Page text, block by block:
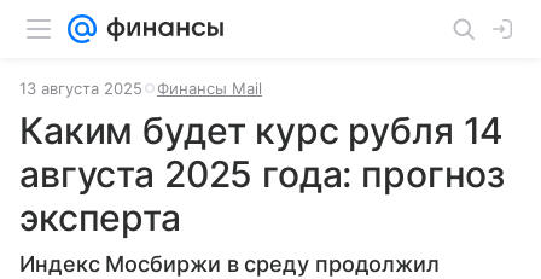
13 августа 2025 Финансы Mail
Каким будет курс рубля 14
августа 2025 года: прогноз
эксперта
Индекс Мосбиржи в среду продолжил